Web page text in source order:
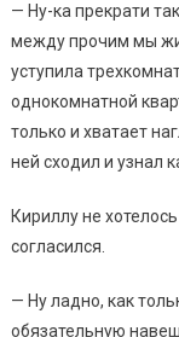
— Ну-ка прекрати
между прочим мы
уступила
однокомнатной
только и хватает
ней сходил и узнал
Кириллу не
согласился.
— Ну ладно, как
обязательную